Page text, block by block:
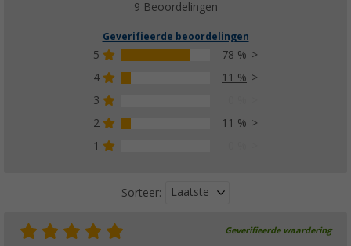
9 Beoordelingen
Geverifieerde beoordelingen
5
78 %
4
11 %
3
2
11 %
1
Sorteer: Laatste
Geverifieerde waardering